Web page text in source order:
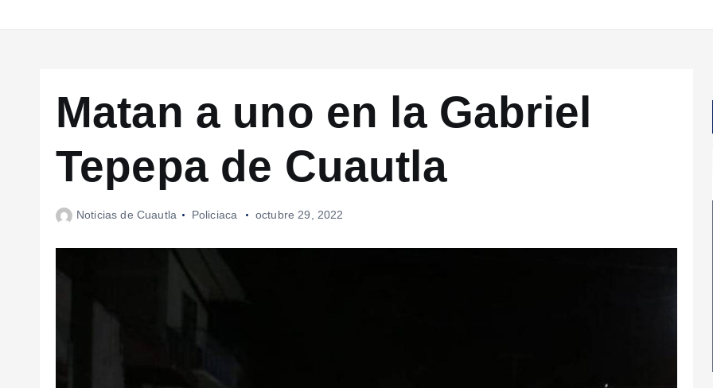
Matan a uno en la Gabriel
Tepepa de Cuautla
Noticias de Cuautla Policiaca octubre 29, 2022